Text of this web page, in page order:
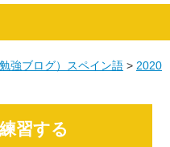
強ブログ）スペイン語
2020
習する